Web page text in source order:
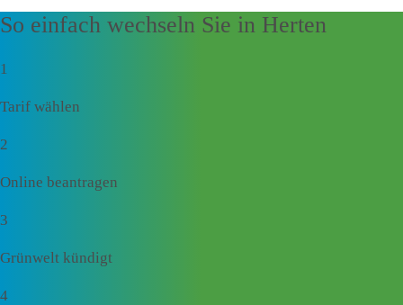
So einfach wechseln Sie in Herten
1
Tarif wählen
2
Online beantragen
3
Grünwelt kündigt
4